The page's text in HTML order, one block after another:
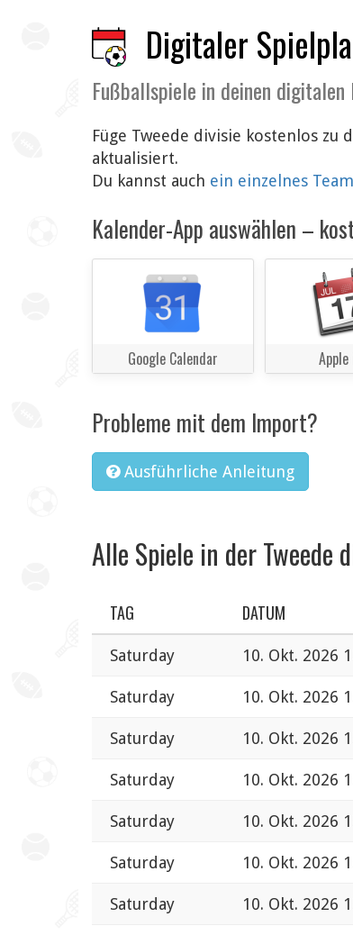
Digitaler
Fußballspiele in deinen
Füge Tweede divisie kostenlos
aktualisiert.
Du kannst auch ein einzelnes
Kalender-App auswählen –
Google Calendar Apple
Probleme mit dem Import?
Ausführliche Anleitung
Alle Spiele in der Tweede
TAG DATUM
Saturday 10. Okt. 2026
Saturday 10. Okt. 2026
Saturday 10. Okt. 2026
Saturday 10. Okt. 2026
Saturday 10. Okt. 2026
Saturday 10. Okt. 2026
Saturday 10. Okt. 2026